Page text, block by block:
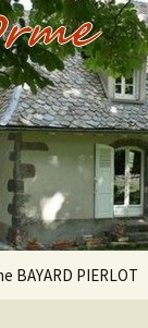
BAYARD PIERLOT